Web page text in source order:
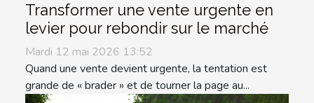
Transformer une vente urgente en
levier pour rebondir sur le marché
Mardi 12 mai 2026 13:52
Quand une vente devient urgente, la tentation est
grande de « brader » et de tourner la page au...